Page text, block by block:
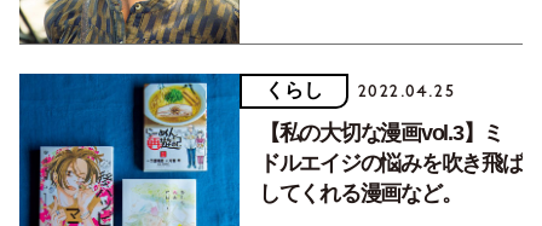
くらし 2022.04.25
【私の大切な漫画vol.3】ミ
ドルエイジの悩みを吹き飛ば
してくれる漫画など。